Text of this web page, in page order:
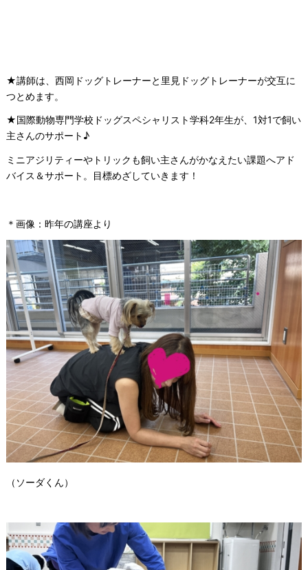
★講師は、西岡ドッグトレーナーと里見ドッグトレーナーが交互に
つとめます。
★国際動物専門学校ドッグスペシャリスト学科2年生が、1対1で飼い
主さんのサポート♪
ミニアジリティーやトリックも飼い主さんがかなえたい課題へアド
バイス＆サポート。目標めざしていきます！
＊画像：昨年の講座より
（ソーダくん）